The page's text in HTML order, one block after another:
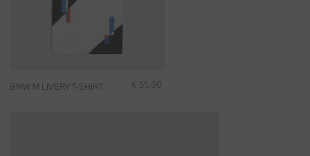
€ 55,00
BMW M LIVERY T-SHIRT